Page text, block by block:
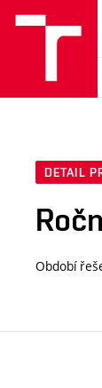
DETAIL
Období